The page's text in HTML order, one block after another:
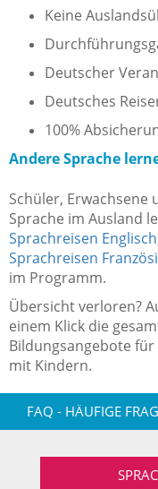
Keine
Deutscher
Deutsches
100%
Andere Sprache
Schüler, Erwachsene
Sprache im Ausland
Sprachreisen Englisch
Sprachreisen
im Programm.
Übersicht verloren?
einem Klick die
Bildungsangebote für
mit Kindern.
FAQ - HÄUFIGE